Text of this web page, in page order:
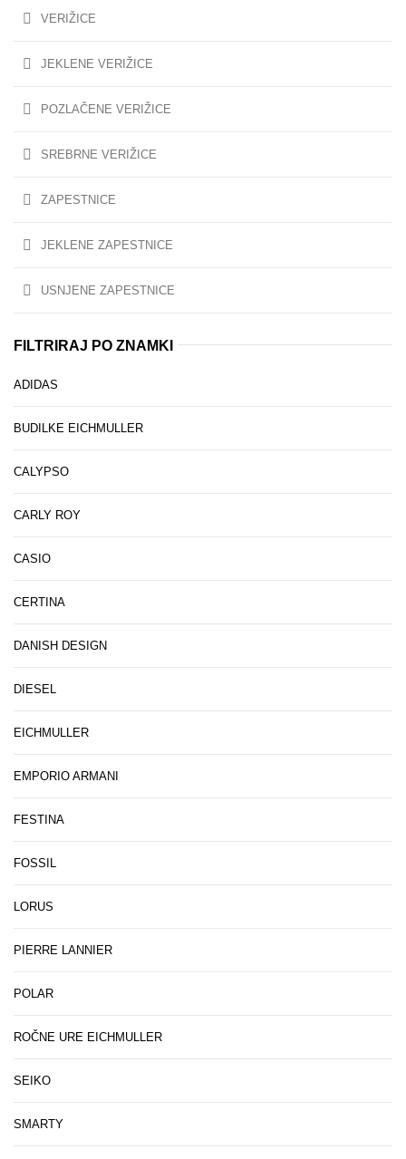
VERIŽICE
JEKLENE VERIŽICE
POZLAČENE VERIŽICE
SREBRNE VERIŽICE
ZAPESTNICE
JEKLENE ZAPESTNICE
USNJENE ZAPESTNICE
FILTRIRAJ PO ZNAMKI
ADIDAS
BUDILKE EICHMULLER
CALYPSO
CARLY ROY
CASIO
CERTINA
DANISH DESIGN
DIESEL
EICHMULLER
EMPORIO ARMANI
FESTINA
FOSSIL
LORUS
PIERRE LANNIER
POLAR
ROČNE URE EICHMULLER
SEIKO
SMARTY